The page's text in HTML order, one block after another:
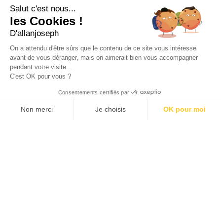
49, RUE FRANCIS DAVSO - 13001 MARSEILLE
eshop@allanjoseph.com
Salut c'est nous...
les Cookies !
D'allanjoseph
On a attendu d'être sûrs que le contenu de ce site vous intéresse
avant de vous déranger, mais on aimerait bien vous accompagner
pendant votre visite...
C'est OK pour vous ?
Consentements certifiés par
Non merci Je choisis OK pour moi